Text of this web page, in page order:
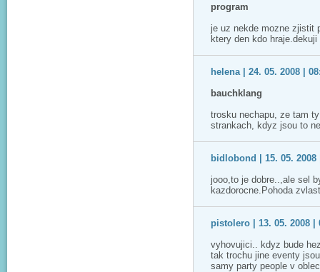
program
je uz nekde mozne zjistit
ktery den kdo hraje.dekuji
helena | 24. 05. 2008 |
bauchklang
trosku nechapu, ze tam
strankach, kdyz jsou to
bidlobond | 15. 05. 2008
jooo,to je dobre..,ale sel
kazdorocne.Pohoda
pistolero | 13. 05. 2008 |
vyhovujici.. kdyz bude
tak trochu jine eventy
samy party people v